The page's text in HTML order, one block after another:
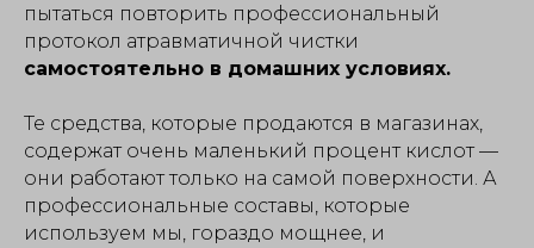
пытаться повторить профессиональный
протокол атравматичной чистки
самостоятельно в домашних условиях.
Те средства, которые продаются в магазинах,
содержат очень маленький процент кислот —
они работают только на самой поверхности. А
профессиональные составы, которые
используем мы, гораздо мощнее, и